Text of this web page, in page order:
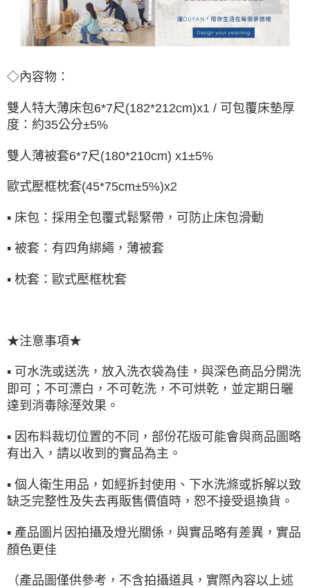
◇內容物：
雙人特大薄床包6*7尺(182*212cm)x1 / 可包覆床墊厚
度：約35公分±5%
雙人薄被套6*7尺(180*210cm) x1±5%
歐式壓框枕套(45*75cm±5%)x2
▪ 床包：採用全包覆式鬆緊帶，可防止床包滑動
▪ 被套：有四角綁繩，薄被套
▪ 枕套： 歐式壓框枕套
★注意事項★
▪ 可水洗或送洗，放入洗衣袋為佳，與深色商品分開洗
即可；不可漂白，不可乾洗，不可烘乾，並定期日曬
達到消毒除溼效果。
▪ 因布料裁切位置的不同，部份花版可能會與商品圖略
有出入，請以收到的實品為主。
▪ 個人衛生用品，如經拆封使用、下水洗滌或拆解以致
缺乏完整性及失去再販售價值時，恕不接受退換貨。
▪ 產品圖片因拍攝及燈光關係，與實品略有差異，實品
顏色更佳
（產品圖僅供參考，不含拍攝道具，實際內容以上述